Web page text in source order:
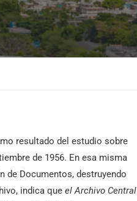
resultado del estudio sobre
de 1956. En esa misma
de Documentos, destruyendo
indica que el Archivo Central